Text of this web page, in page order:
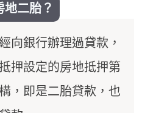
地二胎？
向銀行辦理過貸款，
押設定的房地抵押第
，即是二胎貸款，也